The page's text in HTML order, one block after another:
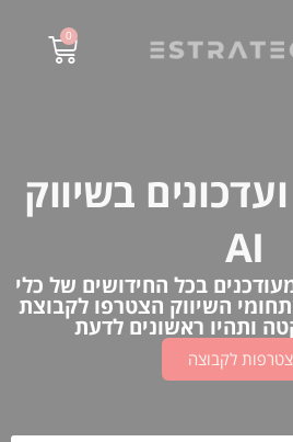
0
בשיווק
AI
בכל החידושים של כלי
השיווק הצטרפו לקבוצת
ותהיו ראשונים לדעת
לקבוצה